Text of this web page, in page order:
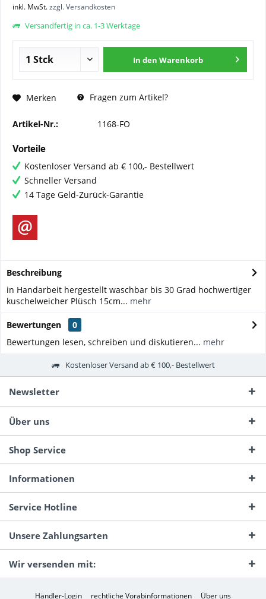
inkl. MwSt.zzgl. Versandkosten
Versandfertig in ca. 1-3 Werktage
In den Warenkorb
Merken Fragen zum Artikel?
Artikel-Nr.: 1168-FO
Vorteile
Kostenloser Versand ab € 100,- Bestellwert
Schneller Versand
14 Tage Geld-Zurück-Garantie
Beschreibung
in Handarbeit hergestellt waschbar bis 30 Grad hochwertiger
kuschelweicher Plüsch 15cm... mehr
Bewertungen
0
Bewertungen lesen, schreiben und diskutieren... mehr
Kostenloser Versand ab € 100,- Bestellwert
Newsletter
Über uns
Shop Service
Informationen
Service Hotline
Unsere Zahlungsarten
Wir versenden mit:
Händler-Login rechtliche Vorabinformationen Über uns